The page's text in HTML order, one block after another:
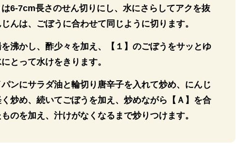
は6-7cm長さのせん切りにし、水にさらしてアクを抜
んは、ごぼうに合わせて同じように切ります。
を沸かし、酢少々を加え、【１】のごぼうをサッとゆ
とって水けをきります。
パンにサラダ油と輪切り唐辛子を入れて炒め、にんじ
炒め、続いてごぼうを加え、炒めながら【Ａ】を合
のを加え、汁けがなくなるまで炒りつけます。